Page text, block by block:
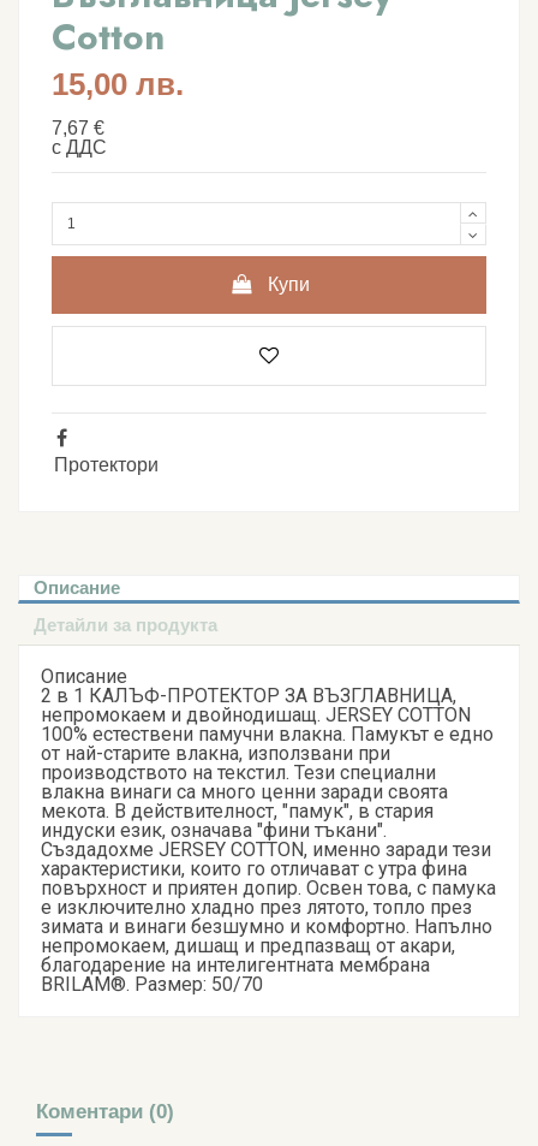
Cotton
15,00 лв.
7,67 €
с ДДС
Купи
Протектори
Описание
Детайли за продукта
Описание
2 в 1 КАЛЪФ-ПРОТЕКТОР ЗА ВЪЗГЛАВНИЦА,
непромокаем и двойнодишащ. JERSEY COTTON
100% естествени памучни влакна. Памукът е едно
от най-старите влакна, използвани при
производството на текстил. Тези специални
влакна винаги са много ценни заради своята
мекота. В действителност, "памук", в стария
индуски език, означава "фини тъкани".
Създадохме JERSEY COTTON, именно заради тези
характеристики, които го отличават с утра фина
повърхност и приятен допир. Освен това, с памука
е изключително хладно през лятото, топло през
зимата и винаги безшумно и комфортно. Напълно
непромокаем, дишащ и предпазващ от акари,
благодарение на интелигентната мембрана
BRILAM®. Размер: 50/70
Коментари (0)